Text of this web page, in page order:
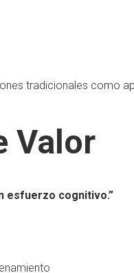
tradicionales como
Valor
esfuerzo cognitivo.”